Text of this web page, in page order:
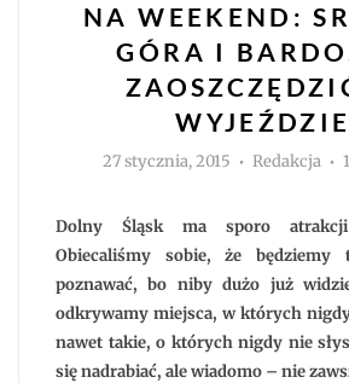
NA WEEKEND:
GÓRA I
27 stycznia, 2015 Autor
Redakcja
Dolny Śląsk ma sporo atrakcji
Obiecaliśmy sobie, że będziemy
poznawać, bo niby dużo już
odkrywamy miejsca, w których
nawet takie, o których nigdy nie
się nadrabiać, ale wiadomo – nie